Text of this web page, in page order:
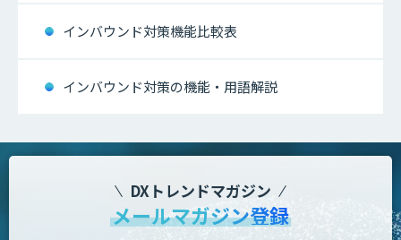
インバウンド対策機能比較表
インバウンド対策の機能・用語解説
DXトレンドマガジン
メールマガジン登録